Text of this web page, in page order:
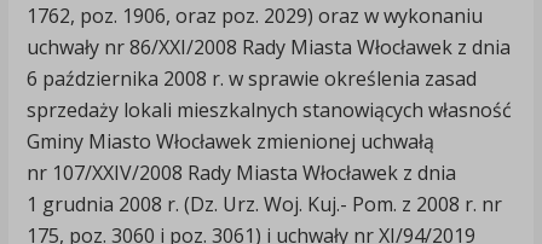
1762, poz. 1906, oraz poz. 2029) oraz w wykonaniu
uchwały nr 86/XXI/2008 Rady Miasta Włocławek z dnia
6 października 2008 r. w sprawie określenia zasad
sprzedaży lokali mieszkalnych stanowiących własność
Gminy Miasto Włocławek zmienionej uchwałą
nr 107/XXIV/2008 Rady Miasta Włocławek z dnia
1 grudnia 2008 r. (Dz. Urz. Woj. Kuj.- Pom. z 2008 r. nr
175, poz. 3060 i poz. 3061) i uchwały nr XI/94/2019